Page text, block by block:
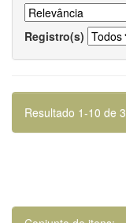
Registro(s)
Resultado 1-10 de